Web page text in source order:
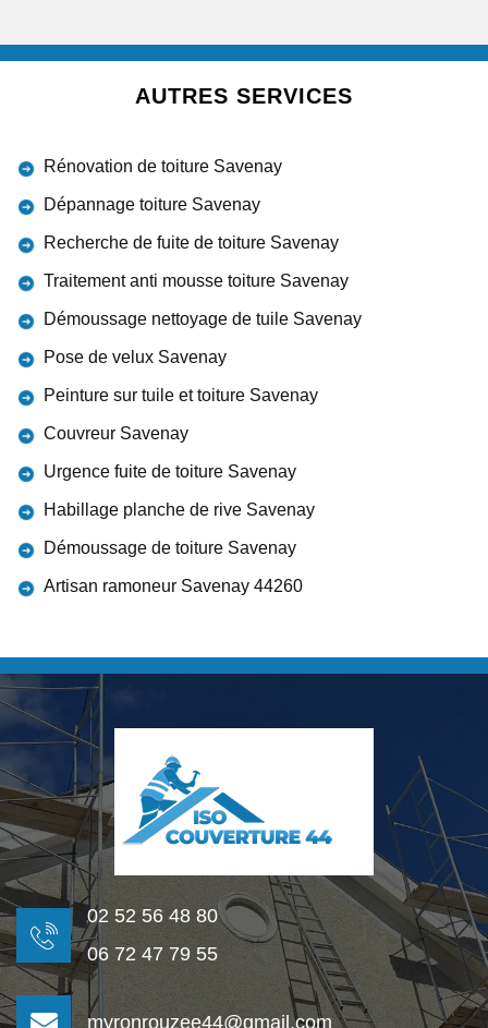
AUTRES SERVICES
Rénovation de toiture Savenay
Dépannage toiture Savenay
Recherche de fuite de toiture Savenay
Traitement anti mousse toiture Savenay
Démoussage nettoyage de tuile Savenay
Pose de velux Savenay
Peinture sur tuile et toiture Savenay
Couvreur Savenay
Urgence fuite de toiture Savenay
Habillage planche de rive Savenay
Démoussage de toiture Savenay
Artisan ramoneur Savenay 44260
02 52 56 48 80
06 72 47 79 55
myronrouzee44@gmail.com